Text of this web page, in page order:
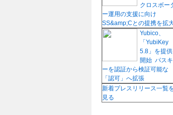
クロスボー
ー運用の支援に向け
SS&amp;Cとの提携を拡
Yubico、
「YubiKey
5.8」を提供
開始 パスキ
ーを認証から検証可能な
「認可」へ拡張
新着プレスリリース一覧
見る